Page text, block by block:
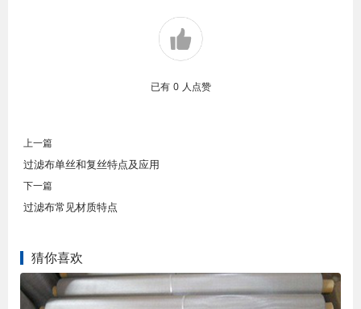
已有 0 人点赞
上一篇
过滤布单丝和复丝特点及应用
下一篇
过滤布常见材质特点
猜你喜欢